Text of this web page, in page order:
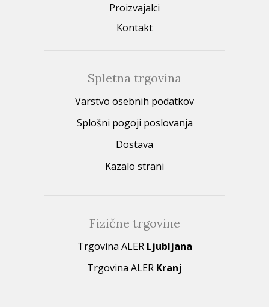
Proizvajalci
Kontakt
Spletna trgovina
Varstvo osebnih podatkov
Splošni pogoji poslovanja
Dostava
Kazalo strani
Fizične trgovine
Trgovina ALER Ljubljana
Trgovina ALER Kranj